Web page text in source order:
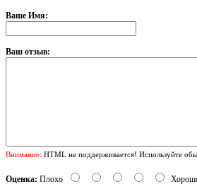
Ваше Имя:
Ваш отзыв:
Внимание: HTML не поддерживается! Используйте
Оценка: Плохо